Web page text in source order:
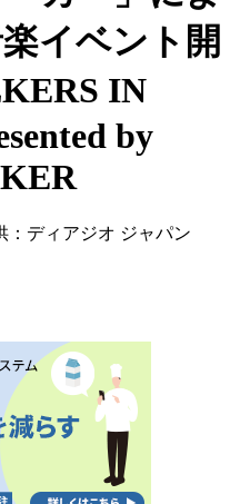
イベント開
IN
by
：ディアジオ ジャパン